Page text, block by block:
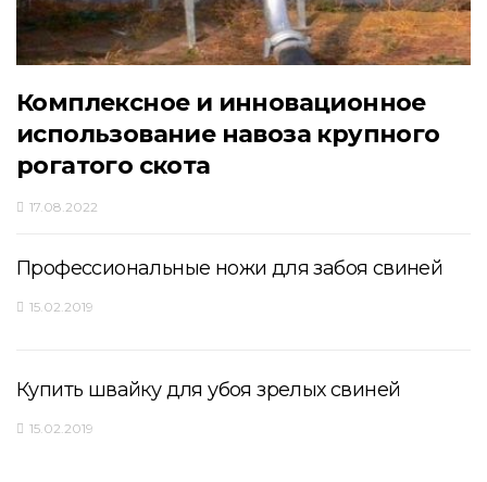
Комплексное и инновационное
использование навоза крупного
рогатого скота
17.08.2022
Профессиональные ножи для забоя свиней
15.02.2019
Купить швайку для убоя зрелых свиней
15.02.2019